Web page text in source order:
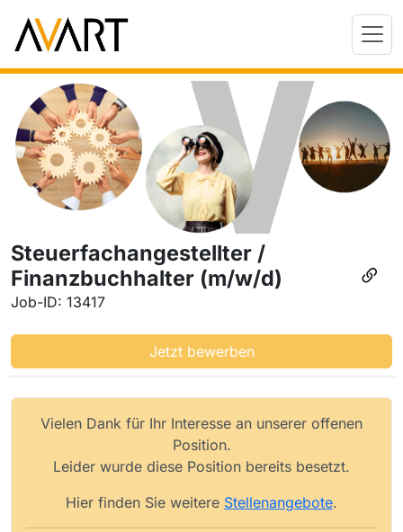
Steuerfachangestellter /
Finanzbuchhalter (m/w/d)
Job-ID: 13417
Jetzt bewerben
Vielen Dank für Ihr Interesse an unserer offenen
Position.
Leider wurde diese Position bereits besetzt.
Hier finden Sie weitere Stellenangebote.